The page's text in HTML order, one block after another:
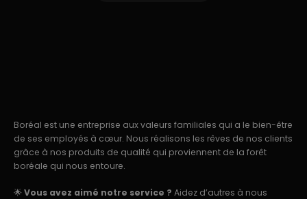
Boréal est une entreprise aux valeurs familiales qui a le bien-être
de ses employés à cœur. Nous réalisons les rêves de nos clients
grâce à nos produits de qualité qui proviennent de la forêt
boréale qui nous entoure.
🌟Vous avez aimé notre service ? Aidez d’autres à nous